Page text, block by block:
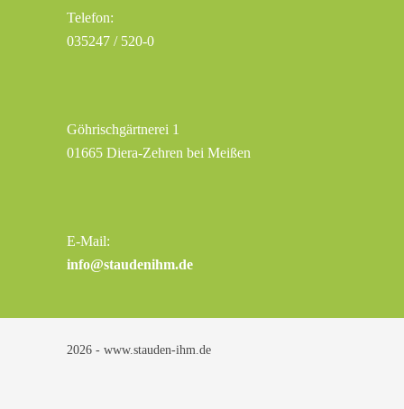
Telefon:
035247 / 520-0
Göhrischgärtnerei 1
01665 Diera-Zehren bei Meißen
E-Mail:
info@staudenihm.de
2026 - www.stauden-ihm.de